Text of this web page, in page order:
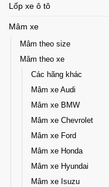
Lốp xe ô tô
Mâm xe
Mâm theo size
Mâm theo xe
Các hãng khác
Mâm xe Audi
Mâm xe BMW
Mâm xe Chevrolet
Mâm xe Ford
Mâm xe Honda
Mâm xe Hyundai
Mâm xe Isuzu